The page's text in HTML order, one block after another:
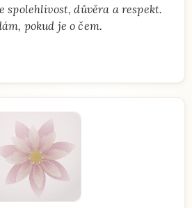
spolehlivost, důvěra a respekt.
pokud je o čem.